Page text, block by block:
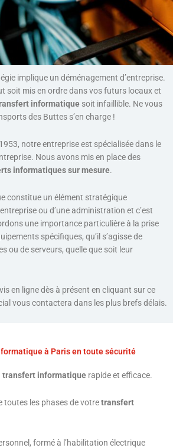
implique un déménagement d’entreprise.
soit mis en ordre dans vos futurs locaux et
informatique soit infaillible. Ne vous
des Buttes s’en charge !
notre entreprise est spécialisée dans le
Nous avons mis en place des
informatiques sur mesure.
constitue un élément stratégique
ou d’une administration et c’est
une importance particulière à la prise
spécifiques, qu’il s’agisse de
ou de serveurs, quelle que soit leur
en ligne dès à présent en cliquant sur ce
vous contactera dans les plus brefs délais.
à Paris en toute sécurité
transfert informatique rapide et efficace.
toutes les phases de votretransfert
formé à l’habilitation électrique